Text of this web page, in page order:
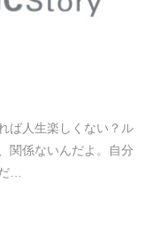
ば人生楽しくない？ル
関係ないんだよ。自分
…